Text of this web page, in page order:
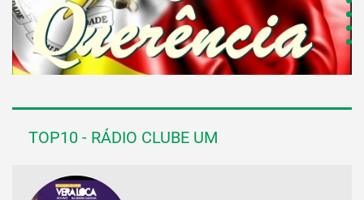
TOP10 - RÁDIO CLUBE UM